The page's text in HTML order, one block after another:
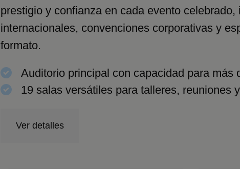
prestigio y confianza en cada evento celebrado,
internacionales, convenciones corporativas y
formato.
Auditorio principal con capacidad para más
19 salas versátiles para talleres, reuniones
Ver detalles